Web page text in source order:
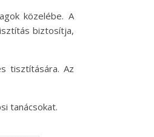
közelébe. A
biztosítja,
tisztítására. Az
tanácsokat.